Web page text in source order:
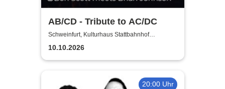
AB/CD - Tribute to AC/DC
Schweinfurt, Kulturhaus Stattbahnhof
Schweinfurt
10.10.2026
20:00 Uhr